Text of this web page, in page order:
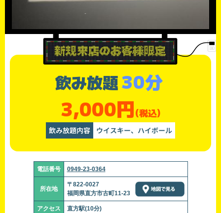
飲み放題30分
3,000円(税込)
飲み放題内容 ウイスキー、ハイボール
電話番号 0949-23-0364
所在地
〒822-0027
福岡県直方市古町11-23
アクセス 直方駅(10分)